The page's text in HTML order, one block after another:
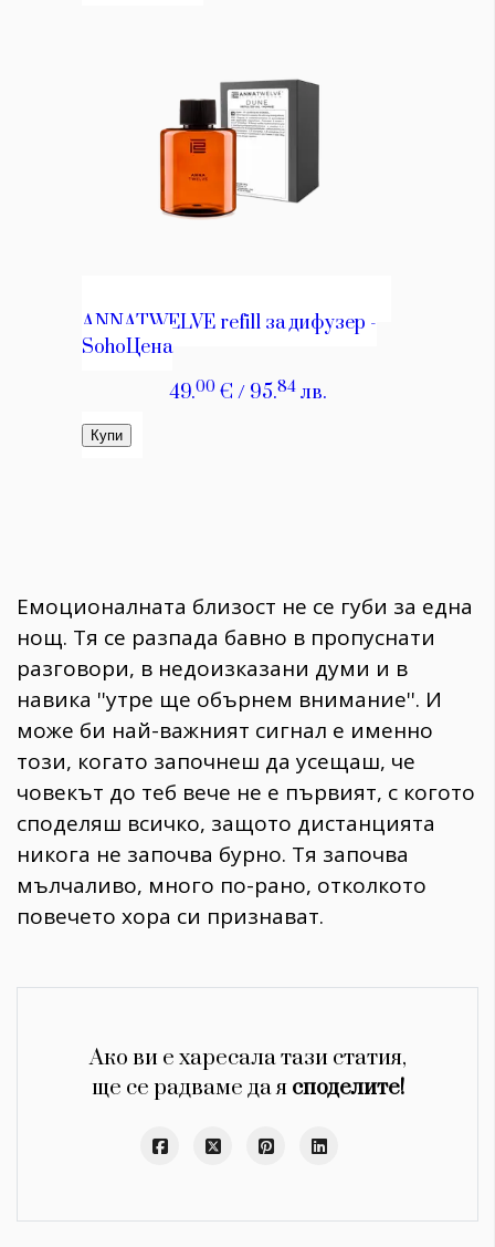
Емоционалната близост не се губи за една
нощ. Тя се разпада бавно в пропуснати
разговори, в недоизказани думи и в
навика ''утре ще обърнем внимание''. И
може би най-важният сигнал е именно
този, когато започнеш да усещаш, че
човекът до теб вече не е първият, с когото
споделяш всичко, защото дистанцията
никога не започва бурно. Тя започва
мълчаливо, много по-рано, отколкото
повечето хора си признават.
Ако ви е харесала тази статия,
ще се радваме да я споделите!